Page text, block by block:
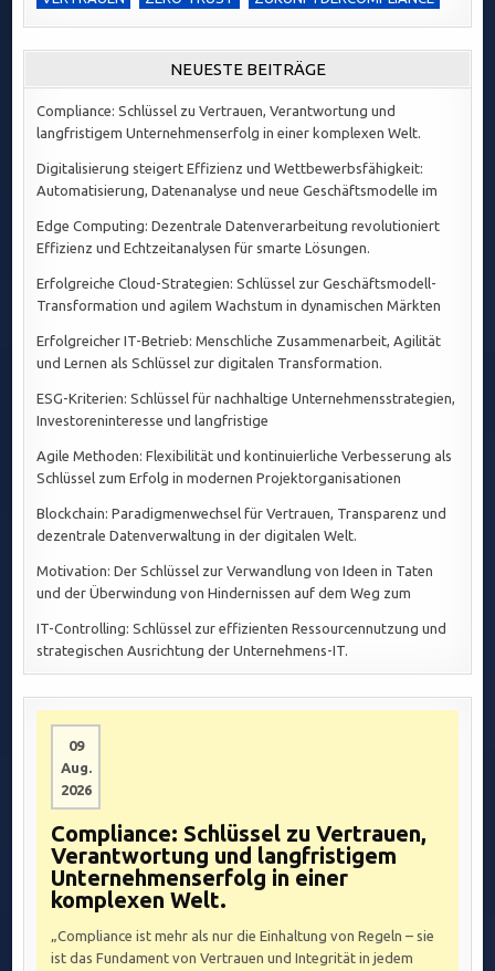
NEUESTE BEITRÄGE
Compliance: Schlüssel zu Vertrauen, Verantwortung und
langfristigem Unternehmenserfolg in einer komplexen Welt.
Digitalisierung steigert Effizienz und Wettbewerbsfähigkeit:
Automatisierung, Datenanalyse und neue Geschäftsmodelle im
Edge Computing: Dezentrale Datenverarbeitung revolutioniert
Effizienz und Echtzeitanalysen für smarte Lösungen.
Erfolgreiche Cloud-Strategien: Schlüssel zur Geschäftsmodell-
Transformation und agilem Wachstum in dynamischen Märkten
Erfolgreicher IT-Betrieb: Menschliche Zusammenarbeit, Agilität
und Lernen als Schlüssel zur digitalen Transformation.
ESG-Kriterien: Schlüssel für nachhaltige Unternehmensstrategien,
Investoreninteresse und langfristige
Agile Methoden: Flexibilität und kontinuierliche Verbesserung als
Schlüssel zum Erfolg in modernen Projektorganisationen
Blockchain: Paradigmenwechsel für Vertrauen, Transparenz und
dezentrale Datenverwaltung in der digitalen Welt.
Motivation: Der Schlüssel zur Verwandlung von Ideen in Taten
und der Überwindung von Hindernissen auf dem Weg zum
IT-Controlling: Schlüssel zur effizienten Ressourcennutzung und
strategischen Ausrichtung der Unternehmens-IT.
09
Aug.
2026
Compliance: Schlüssel zu Vertrauen,
Verantwortung und langfristigem
Unternehmenserfolg in einer
komplexen Welt.
„Compliance ist mehr als nur die Einhaltung von Regeln – sie
ist das Fundament von Vertrauen und Integrität in jedem